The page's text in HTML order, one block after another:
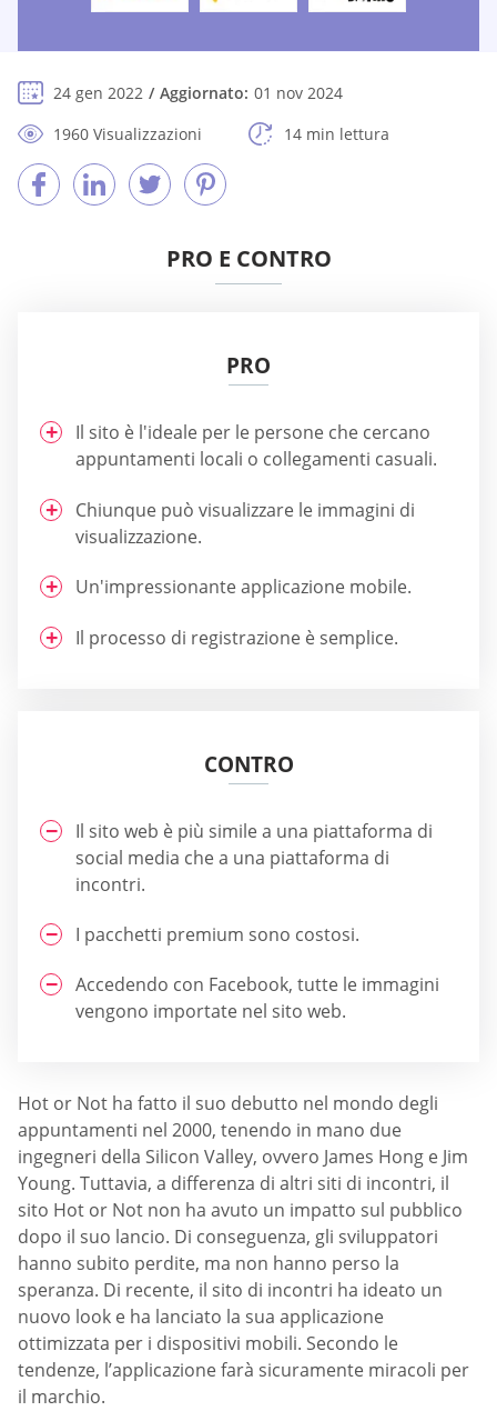
24 gen 2022 Aggiornato: 01 nov 2024
1960 Visualizzazioni
14 min lettura
PRO E CONTRO
PRO
Il sito è l'ideale per le persone che cercano
appuntamenti locali o collegamenti casuali.
Chiunque può visualizzare le immagini di
visualizzazione.
Un'impressionante applicazione mobile.
Il processo di registrazione è semplice.
CONTRO
Il sito web è più simile a una piattaforma di
social media che a una piattaforma di
incontri.
I pacchetti premium sono costosi.
Accedendo con Facebook, tutte le immagini
vengono importate nel sito web.
Hot or Not ha fatto il suo debutto nel mondo degli
appuntamenti nel 2000, tenendo in mano due
ingegneri della Silicon Valley, ovvero James Hong e Jim
Young. Tuttavia, a differenza di altri siti di incontri, il
sito Hot or Not non ha avuto un impatto sul pubblico
dopo il suo lancio. Di conseguenza, gli sviluppatori
hanno subito perdite, ma non hanno perso la
speranza. Di recente, il sito di incontri ha ideato un
nuovo look e ha lanciato la sua applicazione
ottimizzata per i dispositivi mobili. Secondo le
tendenze, l’applicazione farà sicuramente miracoli per
il marchio.